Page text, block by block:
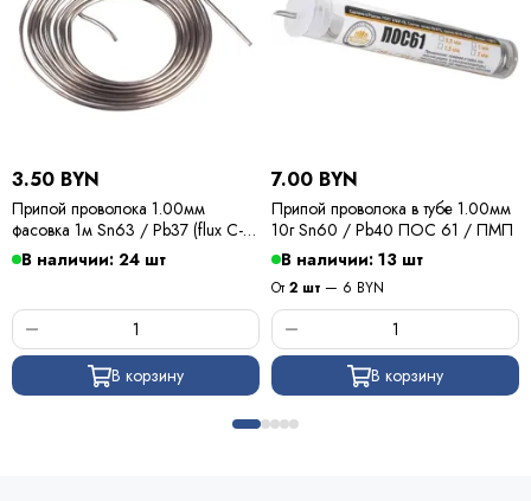
3.50 BYN
Припой проволока 1.00мм
фасовка 1м Sn63 / Pb37 (flux C-6)
ПОС 63 / Kewei
В наличии: 24 шт
В корзину
7.00 BYN
Припой проволока в тубе 1.00мм
10г Sn60 / Pb40 ПОС 61 / ПМП
В наличии: 13 шт
От2 шт — 6 BYN
В корзину